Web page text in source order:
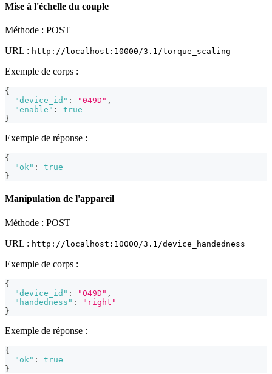
Mise à l'échelle du couple
Méthode : POST
URL : http://localhost:10000/3.1/torque_scaling
Exemple de corps :
{
"device_id" : "049D" ,
"enable" :
true
}
Exemple de réponse :
{
"ok" :
true
}
Manipulation de l'appareil
Méthode : POST
URL : http://localhost:10000/3.1/device_handedness
Exemple de corps :
{
"device_id" : "049D" ,
"handedness" :
"right"
}
Exemple de réponse :
{
"ok" :
true
}